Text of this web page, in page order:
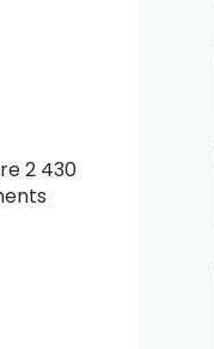
2 430